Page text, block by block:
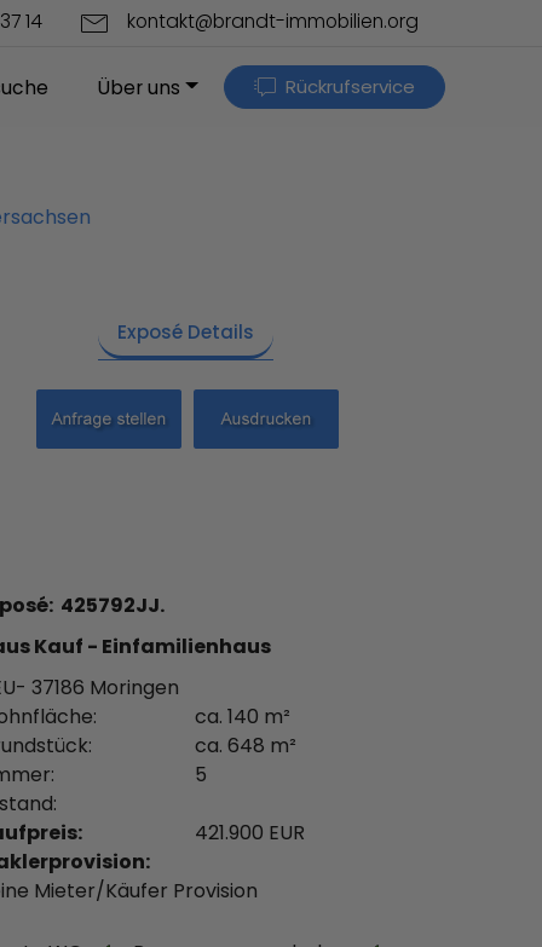
14 kontakt@brandt-immobilien.org
Über uns Rückrufservice
Exposé Details
425792JJ.
Kauf - Einfamilienhaus
37186 Moringen
ca. 140 m²
ca. 648 m²
5
421.900 EUR
Mieter/Käufer Provision